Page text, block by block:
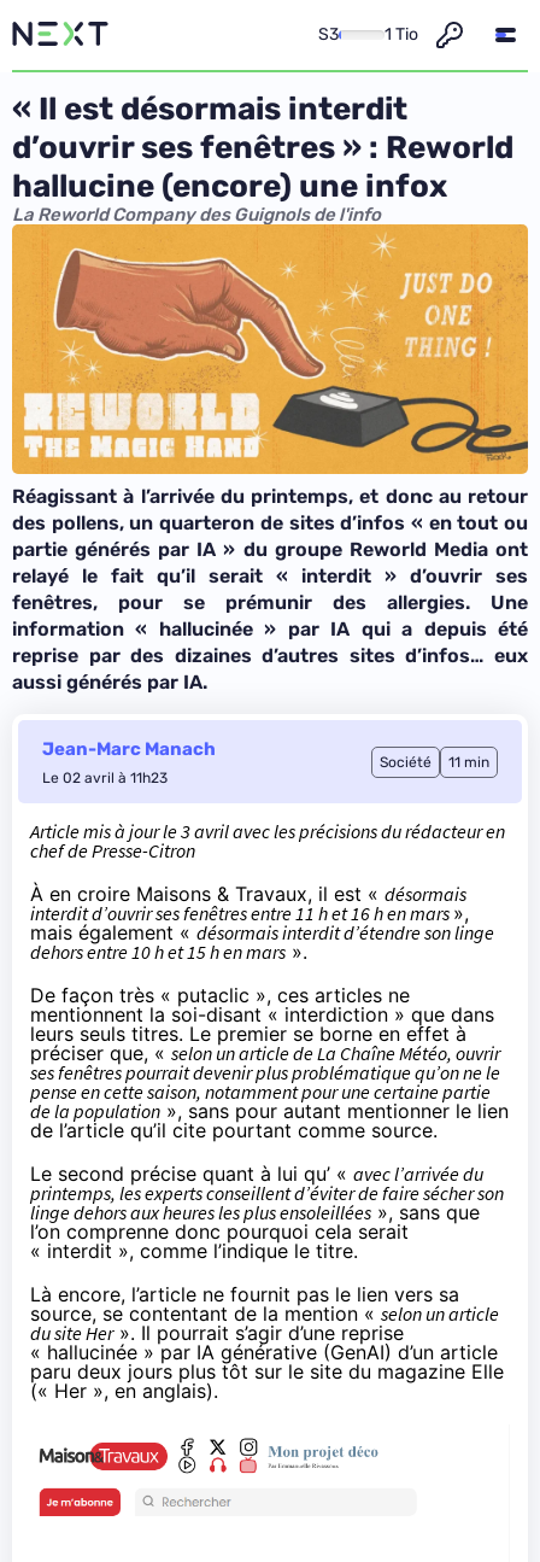
S3 1 Tio
« Il est désormais interdit
d’ouvrir ses fenêtres » : Reworld
hallucine (encore) une infox
La Reworld Company des Guignols de l'info
Réagissant à l’arrivée du printemps, et donc au retour
des pollens, un quarteron de sites d’infos « en tout ou
partie générés par IA » du groupe Reworld Media ont
relayé le fait qu’il serait « interdit » d’ouvrir ses
fenêtres, pour se prémunir des allergies. Une
information « hallucinée » par IA qui a depuis été
reprise par des dizaines d’autres sites d’infos… eux
aussi générés par IA.
Jean-Marc Manach
Le 02 avril à 11h23
Société 11 min
Article mis à jour le 3 avril avec les précisions du rédacteur en
chef de Presse-Citron
À en croire Maisons & Travaux, il est « désormais
interdit d’ouvrir ses fenêtres entre 11 h et 16 h en mars »,
mais également « désormais interdit d’étendre son linge
dehors entre 10 h et 15 h en mars ».
De façon très « putaclic », ces articles ne
mentionnent la soi-disant « interdiction » que dans
leurs seuls titres. Le premier se borne en effet à
préciser que, « selon un article de La Chaîne Météo, ouvrir
ses fenêtres pourrait devenir plus problématique qu’on ne le
pense en cette saison, notamment pour une certaine partie
de la population », sans pour autant mentionner le lien
de l’article qu’il cite pourtant comme source.
Le second précise quant à lui qu’ « avec l’arrivée du
printemps, les experts conseillent d’éviter de faire sécher son
linge dehors aux heures les plus ensoleillées », sans que
l’on comprenne donc pourquoi cela serait
« interdit », comme l’indique le titre.
Là encore, l’article ne fournit pas le lien vers sa
source, se contentant de la mention « selon un article
du site Her». Il pourrait s’agir d’une reprise
« hallucinée » par IA générative (GenAI) d’un article
paru deux jours plus tôt sur le site du magazine Elle
(« Her », en anglais).